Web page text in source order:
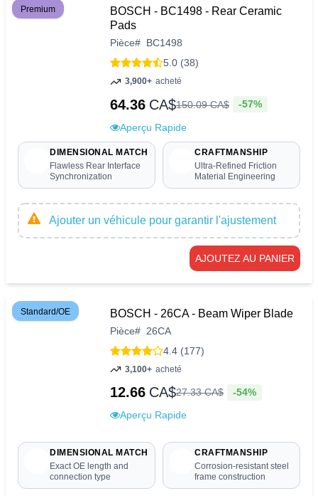
Premium
BOSCH - BC1498 - Rear Ceramic
Pads
Pièce# BC1498
5.0 (38)
3,900+ acheté
64.36 CA$150.09CA$ -57%
Aperçu Rapide
DIMENSIONAL MATCH
Flawless Rear Interface
Synchronization
CRAFTMANSHIP
Ultra-Refined Friction
Material Engineering
Ajouter un véhicule pour garantir l'ajustement
AJOUTEZ AU PANIER
Standard/OE BOSCH - 26CA - Beam Wiper Blade
Pièce# 26CA
4.4 (177)
3,100+ acheté
12.66 CA$27.33CA$ -54%
Aperçu Rapide
DIMENSIONAL MATCH
Exact OE length and
connection type
CRAFTMANSHIP
Corrosion-resistant steel
frame construction